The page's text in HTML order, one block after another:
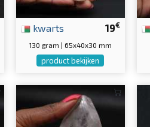
19€
kwarts
130 gram | 65x40x30 mm
product bekijken